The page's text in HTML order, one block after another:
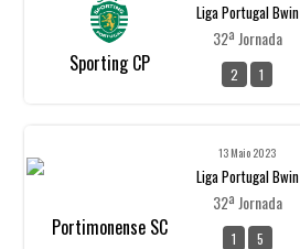
Sporting CP
Liga Portugal Bwin
32ª Jornada
2 1
Portimonense SC
13 Maio 2023
Liga Portugal Bwin
32ª Jornada
1 5